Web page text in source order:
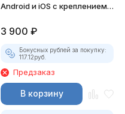
Android и iOS с креплением
3 900 ₽
Бонусных рублей за покупку:
117.12руб.
Предзаказ
В корзину